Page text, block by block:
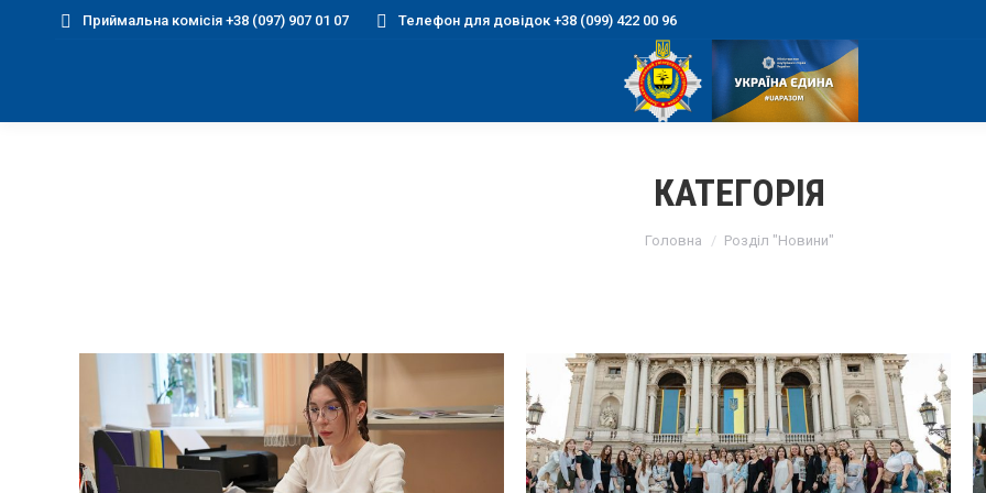
Приймальна комісія +38 (097) 907 01 07 Телефон для довідок +38 (099) 422 00 96
КАТЕГОРІЯ
Головна Розділ "Новини"